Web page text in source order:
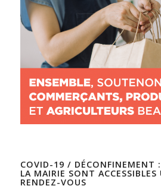
COVID-19 / DÉCONFINEMENT :
LA MAIRIE SONT
RENDEZ-VOUS